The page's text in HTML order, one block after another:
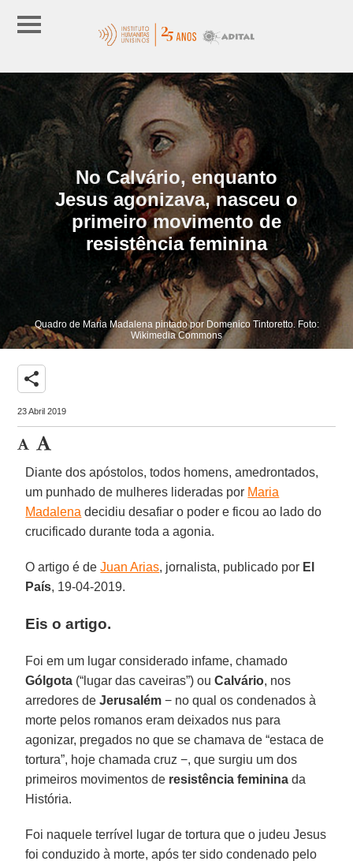
No Calvário, enquanto
Jesus agonizava, nasceu o
primeiro movimento de
resistência feminina
Quadro de Maria Madalena pintado por Domenico Tintoretto. Foto:
Wikimedia Commons
share
23 Abril 2019
Diante dos apóstolos, todos homens, amedrontados,
um punhado de mulheres lideradas por Maria
Madalena decidiu desafiar o poder e ficou ao lado do
crucificado durante toda a agonia.
O artigo é deJuan Arias, jornalista, publicado por El
País, 19-04-2019.
Eis o artigo.
Foi em um lugar considerado infame, chamado
Gólgota (“lugar das caveiras”) ouCalvário, nos
arredores deJerusalém − no qual os condenados à
morte pelos romanos eram deixados nus para
agonizar, pregados no que se chamava de “estaca de
tortura”, hoje chamada cruz −, que surgiu um dos
primeiros movimentos de resistência feminina da
História.
Foi naquele terrível lugar de tortura que o judeu Jesus
foi conduzido à morte, após ter sido condenado pelo